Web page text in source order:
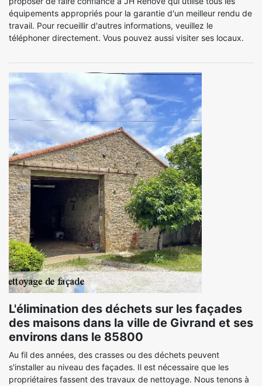
équipements appropriés pour la garantie d'un meilleur rendu de
travail. Pour recueillir d'autres informations, veuillez le
téléphoner directement. Vous pouvez aussi visiter ses locaux.
L'élimination des déchets sur les façades
des maisons dans la ville de Givrand et ses
environs dans le 85800
Au fil des années, des crasses ou des déchets peuvent
s'installer au niveau des façades. Il est nécessaire que les
propriétaires fassent des travaux de nettoyage. Nous tenons à